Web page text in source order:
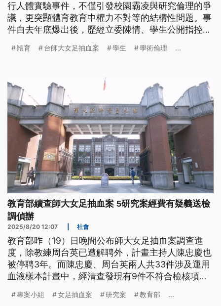
行人體實驗事件，不僅引發校園霸凌與研究倫理的爭
議，更突顯體育教育中權力不對等的結構性問題。事
件自去年底爆出後，歷經立委陳情、學生公開指控到
最終，周台英遭解聘並被註銷教練證，但相關真相與
體育制度長期存在的沉痾。
體育 台師大女足抽血案 學生 學術倫理 ...
教育部續查師大女足抽血案 5研究案經費有疑義送檢
調偵辦
2025/8/20 12:07 社會
教育部昨（19）日晚間公布師大女足抽血案調查進
度，除教練周台英已遭解聘外，計畫主持人陳忠慶也
被停聘3年。而陳忠慶、周台英兩人共33件涉及運用
血液樣本計畫中，經清查發現有9件不符合檢核項
關研究人員，甚至解散該校倫審會。此外涉及強迫學
專案小組 女足抽血案 研究案 教育部 ...